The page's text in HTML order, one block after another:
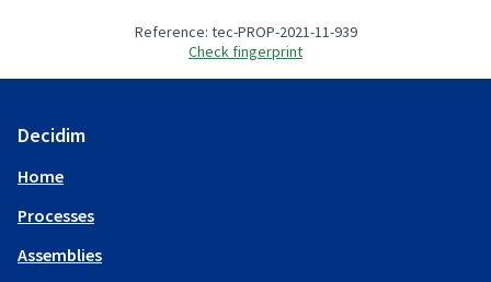
Reference: tec-PROP-2021-11-939
Check fingerprint
Decidim
Home
Processes
Assemblies